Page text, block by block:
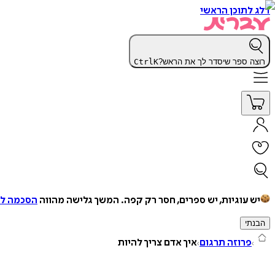
דלג לתוכן הראשי
רוצה ספר שיסדר לך את הראש? CtrlK
יש עוגיות, יש ספרים, חסר רק קפה. המשך גלישה מהווה הסכמה
הבנתי
פרוזה תרגום איך אדם צריך להיות